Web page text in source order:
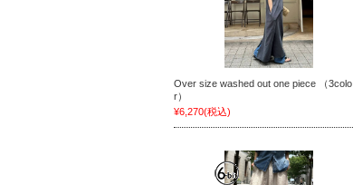
Over size washed out one piece （3colo
r）
¥6,270(税込)